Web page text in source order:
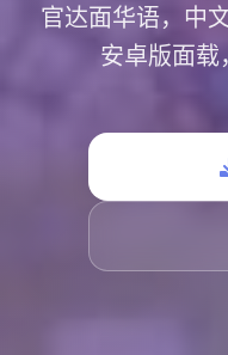
官达面华语，中
安卓版面载